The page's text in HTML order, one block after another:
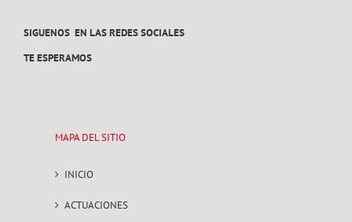
SIGUENOS EN LAS REDES SOCIALES
TE ESPERAMOS
MAPA DEL SITIO
INICIO
ACTUACIONES